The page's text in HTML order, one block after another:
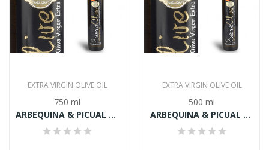
EXTRA VIRGIN OLIVE OIL
750 ml
ARBEQUINA & PICUAL Extra panenský olivový olej...
EXTRA VIRGIN OLIVE OIL
500 ml
ARBEQUINA & PICUAL Extra panenský olivový olej...